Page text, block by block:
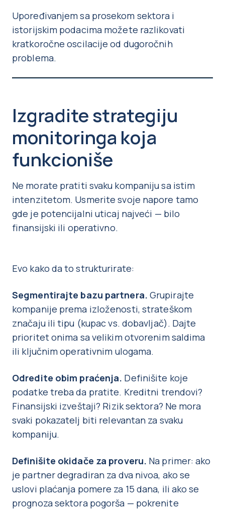
Upoređivanjem sa prosekom sektora i
istorijskim podacima možete razlikovati
kratkoročne oscilacije od dugoročnih
problema.
Izgradite strategiju
monitoringa koja
funkcioniše
Ne morate pratiti svaku kompaniju sa istim
intenzitetom. Usmerite svoje napore tamo
gde je potencijalni uticaj najveći — bilo
finansijski ili operativno.
Evo kako da to strukturirate:
Segmentirajte bazu partnera. Grupirajte
kompanije prema izloženosti, strateškom
značaju ili tipu (kupac vs. dobavljač). Dajte
prioritet onima sa velikim otvorenim saldima
ili ključnim operativnim ulogama.
Odredite obim praćenja. Definišite koje
podatke treba da pratite. Kreditni trendovi?
Finansijski izveštaji? Rizik sektora? Ne mora
svaki pokazatelj biti relevantan za svaku
kompaniju.
Definišite okidače za proveru. Na primer: ako
je partner degradiran za dva nivoa, ako se
uslovi plaćanja pomere za 15 dana, ili ako se
prognoza sektora pogorša — pokrenite